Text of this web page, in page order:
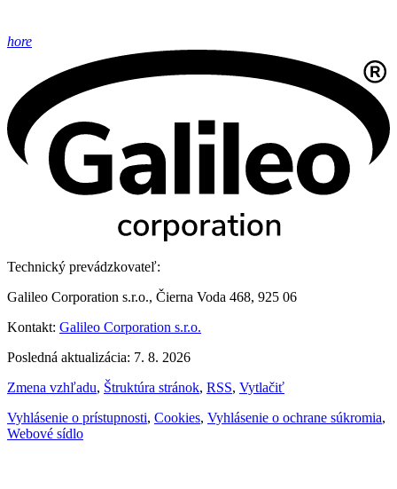
hore
Technický prevádzkovateľ:
Galileo Corporation s.r.o., Čierna Voda 468, 925 06
Kontakt: Galileo Corporation s.r.o.
Posledná aktualizácia: 7. 8. 2026
Zmena vzhľadu, Štruktúra stránok, RSS, Vytlačiť
Vyhlásenie o prístupnosti, Cookies, Vyhlásenie o ochrane súkromia,
Webové sídlo